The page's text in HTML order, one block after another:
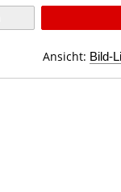
Ansicht: